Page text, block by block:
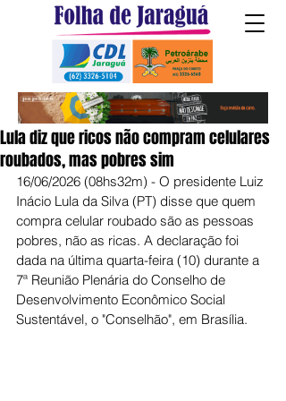
Lula diz que ricos não compram celulares
roubados, mas pobres sim
16/06/2026 (08hs32m) - O presidente Luiz
Inácio Lula da Silva (PT) disse que quem
compra celular roubado são as pessoas
pobres, não as ricas. A declaração foi
dada na última quarta-feira (10) durante a
7ª Reunião Plenária do Conselho de
Desenvolvimento Econômico Social
Sustentável, o "Conselhão", em Brasília.